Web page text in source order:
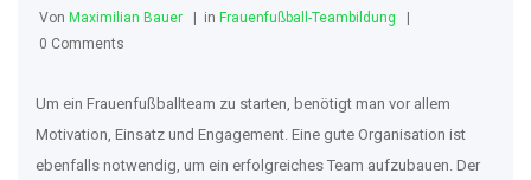
Von Maximilian Bauer in Frauenfußball-Teambildung
0 Comments
Um ein Frauenfußballteam zu starten, benötigt man vor allem
Motivation, Einsatz und Engagement. Eine gute Organisation ist
ebenfalls notwendig, um ein erfolgreiches Team aufzubauen. Der